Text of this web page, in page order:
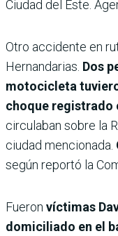
Ciudad del Este.
Otro accidente en
Hernandarias. Dos
motocicleta
choque
circulaban sobre la
ciudad mencionada.
según reportó la
Fueron víctimas
domiciliado en el